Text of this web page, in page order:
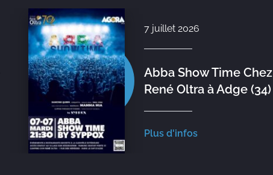
7 juillet 2026
Abba Show Time Chez
René Oltra à Adge (34)
Plus d'infos